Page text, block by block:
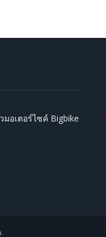
อเตอร์ไซค์ Bigbike
.